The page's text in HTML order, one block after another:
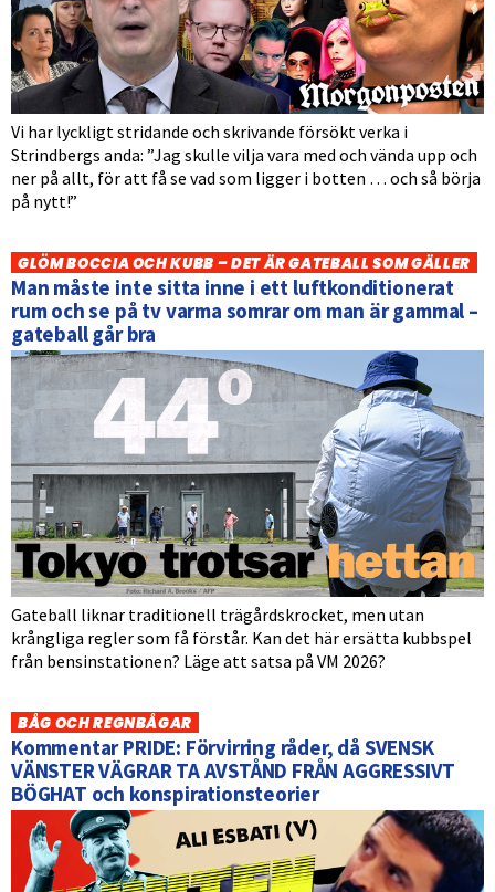
Vi har lyckligt stridande och skrivande försökt verka i
Strindbergs anda: ”Jag skulle vilja vara med och vända upp och
ner på allt, för att få se vad som ligger i botten … och så börja
på nytt!”
GLÖM BOCCIA OCH KUBB – DET ÄR GATEBALL SOM GÄLLER
Man måste inte sitta inne i ett luftkonditionerat
rum och se på tv varma somrar om man är gammal –
gateball går bra
Gateball liknar traditionell trägårdskrocket, men utan
krångliga regler som få förstår. Kan det här ersätta kubbspel
från bensinstationen? Läge att satsa på VM 2026?
BÅG OCH REGNBÅGAR
Kommentar PRIDE: Förvirring råder, då SVENSK
VÄNSTER VÄGRAR TA AVSTÅND FRÅN AGGRESSIVT
BÖGHAT och konspirationsteorier